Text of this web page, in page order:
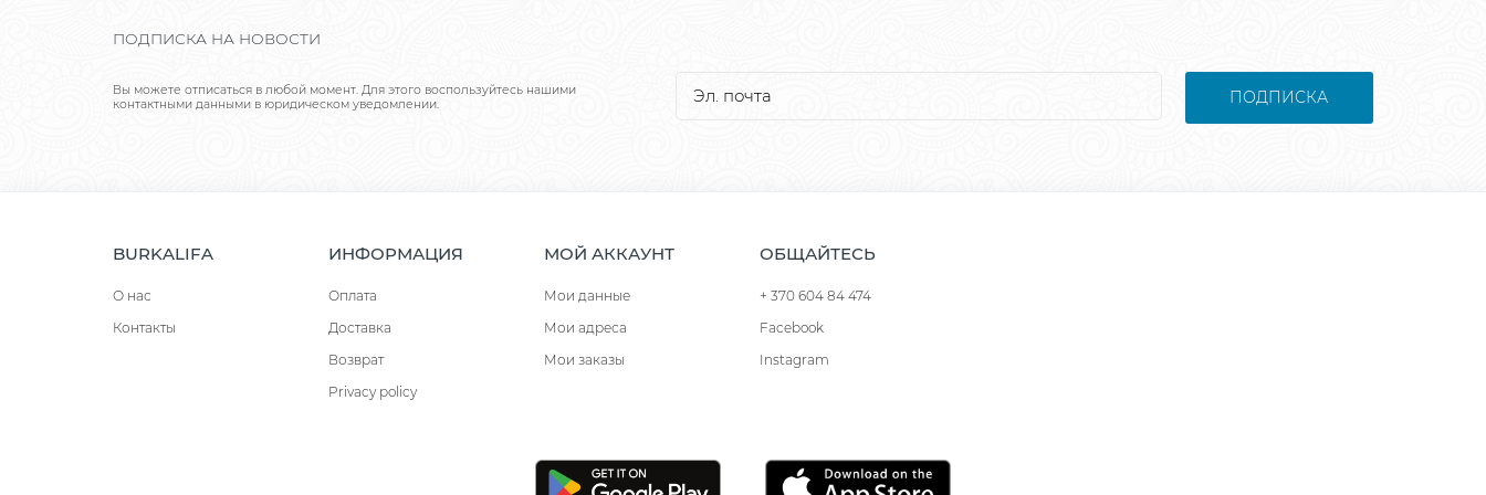
ПОДПИСКА НА НОВОСТИ
Вы можете отписаться в любой момент. Для этого воспользуйтесь нашими
контактными данными в юридическом уведомлении.
ПОДПИСКА
BURKALIFA
О нас
Контакты
ИНФОРМАЦИЯ
Оплата
Доставка
Возврат
Privacy policy
МОЙ АККАУНТ
Мои данные
Мои адреса
Мои заказы
ОБЩАЙТЕСЬ
+ 370 604 84 474
Facebook
Instagram